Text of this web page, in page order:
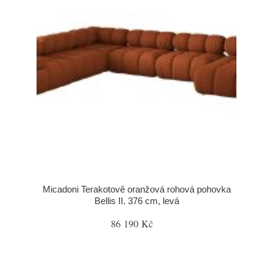
Micadoni Terakotově oranžová rohová pohovka
Bellis II. 376 cm, levá
86 190 Kč